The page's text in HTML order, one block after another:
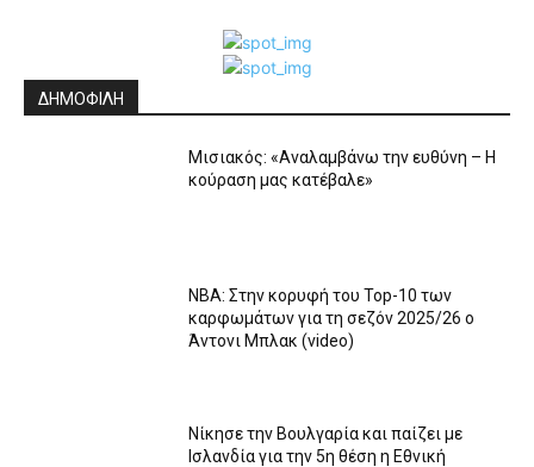
ΔΗΜΟΦΙΛΗ
Μισιακός: «Αναλαμβάνω την ευθύνη – Η
κούραση μας κατέβαλε»
ΝΒΑ: Στην κορυφή του Top-10 των
καρφωμάτων για τη σεζόν 2025/26 ο
Άντονι Μπλακ (video)
Nίκησε την Βουλγαρία και παίζει με
Ισλανδία για την 5η θέση η Εθνική